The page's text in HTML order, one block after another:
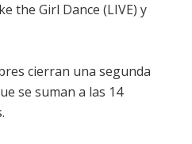
the Girl Dance (LIVE) y
cierran una segunda
se suman a las 14